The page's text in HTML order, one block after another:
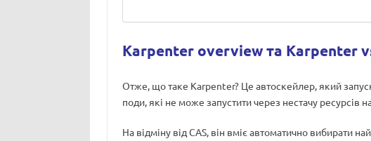
Karpenter overview та Karpenter
Отже, що таке Karpenter? Це автоскейлер, який
поди, які не може запустити через нестачу ресурсів
На відміну від CAS, він вміє автоматично вибирати